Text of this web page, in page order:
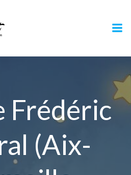
Frédéric
(Aix-